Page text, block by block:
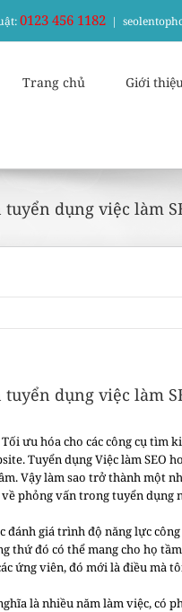
0123 456 1182 |
Trang chủ Giới thiệu
dụng việc làm
dụng việc làm
ưu hóa cho các công cụ
Tuyển dụng Việc làm SEO
Vậy làm sao trở thành một
phỏng vấn trong tuyển dụng
giá trình độ năng lực
thứ đó có thể mang cho họ
ứng viên, đó mới là điều mà
là nhiều năm làm việc, có